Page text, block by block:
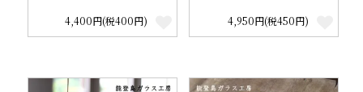
4,400円(税400円) 4,950円(税450円)